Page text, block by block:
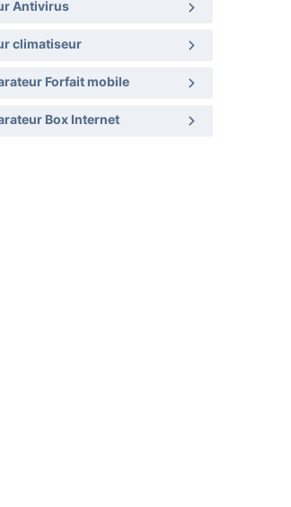
Antivirus
climatiseur
Forfait mobile
Box Internet